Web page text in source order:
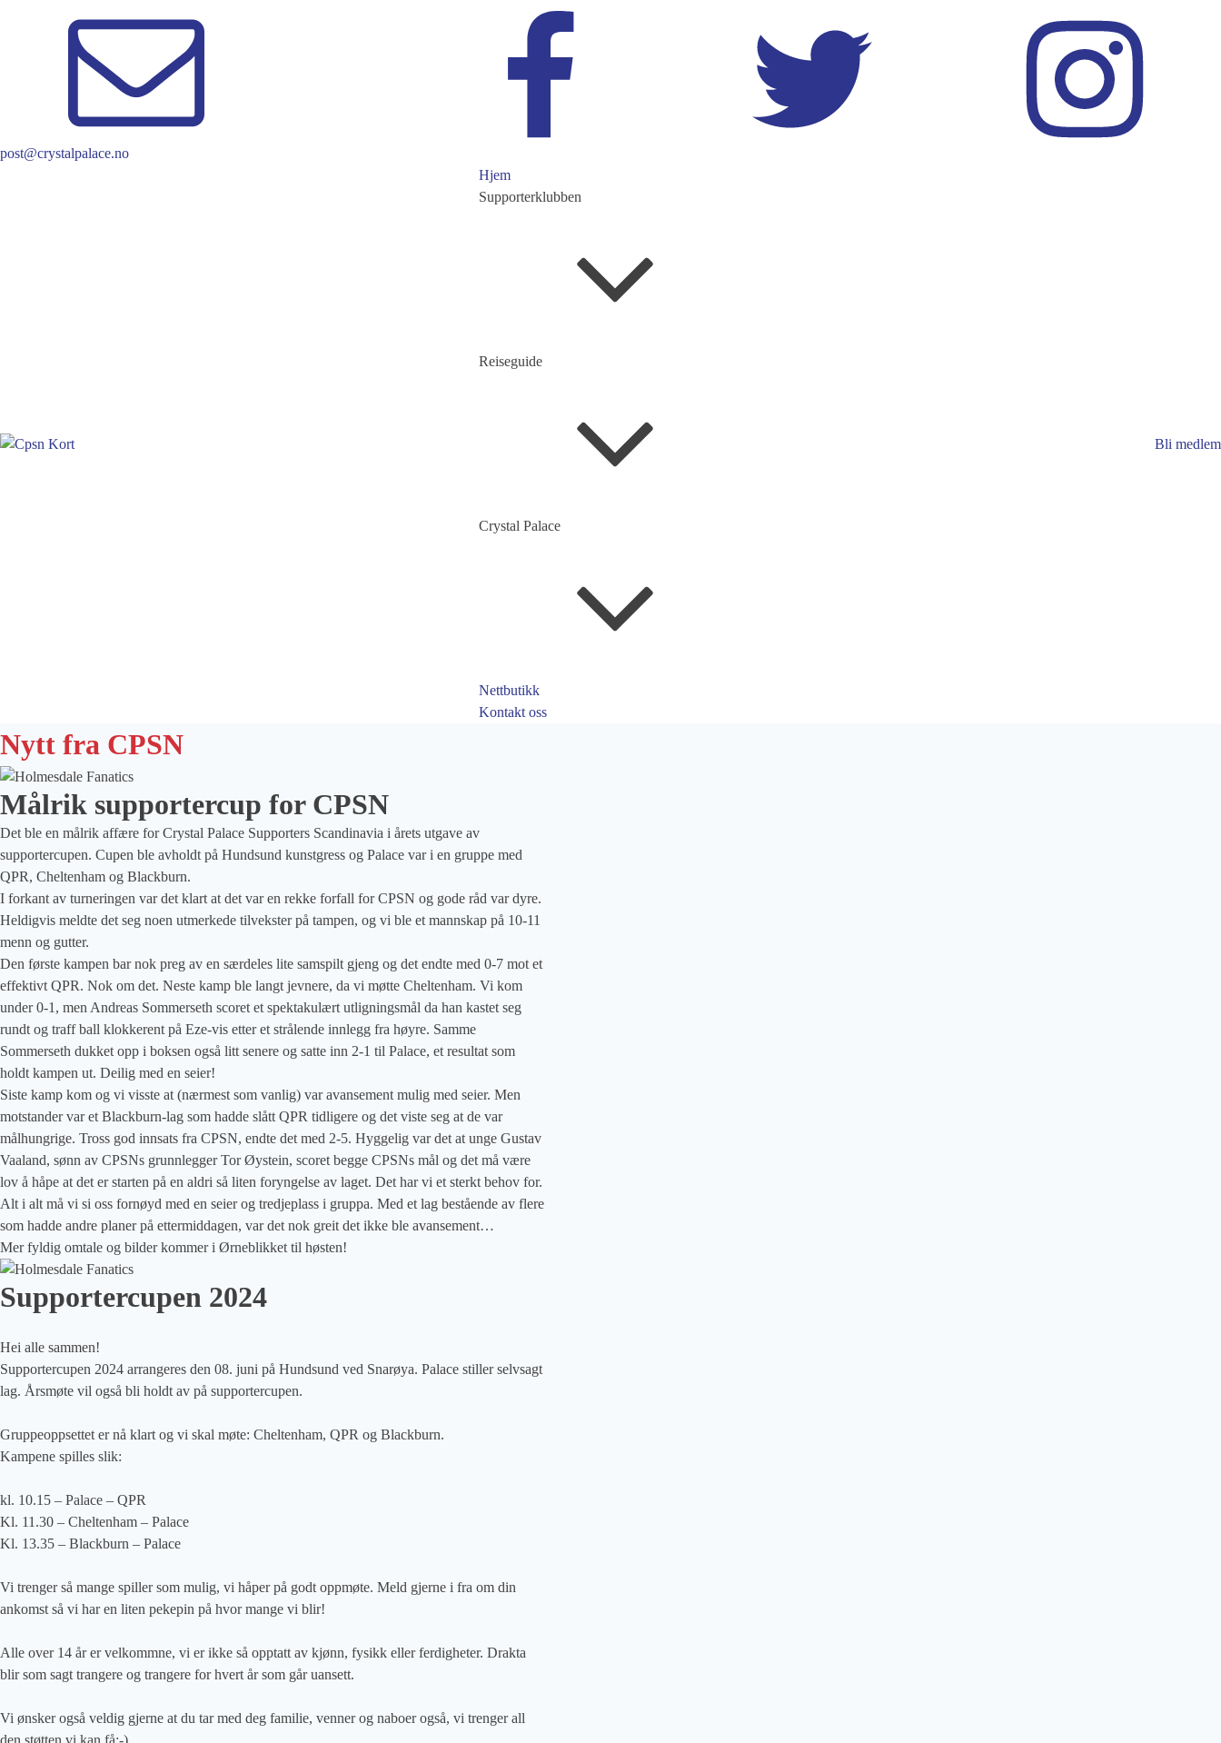
post@crystalpalace.no
Hjem
Supporterklubben
Reiseguide
Crystal Palace
Nettbutikk
Kontakt oss
Bli medlem
Nytt fra CPSN
Målrik supportercup for CPSN
Det ble en målrik affære for Crystal Palace Supporters Scandinavia i årets utgave av
supportercupen. Cupen ble avholdt på Hundsund kunstgress og Palace var i en gruppe med
QPR, Cheltenham og Blackburn.
I forkant av turneringen var det klart at det var en rekke forfall for CPSN og gode råd var dyre.
Heldigvis meldte det seg noen utmerkede tilvekster på tampen, og vi ble et mannskap på 10-11
menn og gutter.
Den første kampen bar nok preg av en særdeles lite samspilt gjeng og det endte med 0-7 mot et
effektivt QPR. Nok om det. Neste kamp ble langt jevnere, da vi møtte Cheltenham. Vi kom
under 0-1, men Andreas Sommerseth scoret et spektakulært utligningsmål da han kastet seg
rundt og traff ball klokkerent på Eze-vis etter et strålende innlegg fra høyre. Samme
Sommerseth dukket opp i boksen også litt senere og satte inn 2-1 til Palace, et resultat som
holdt kampen ut. Deilig med en seier!
Siste kamp kom og vi visste at (nærmest som vanlig) var avansement mulig med seier. Men
motstander var et Blackburn-lag som hadde slått QPR tidligere og det viste seg at de var
målhungrige. Tross god innsats fra CPSN, endte det med 2-5. Hyggelig var det at unge Gustav
Vaaland, sønn av CPSNs grunnlegger Tor Øystein, scoret begge CPSNs mål og det må være
lov å håpe at det er starten på en aldri så liten foryngelse av laget. Det har vi et sterkt behov for.
Alt i alt må vi si oss fornøyd med en seier og tredjeplass i gruppa. Med et lag bestående av flere
som hadde andre planer på ettermiddagen, var det nok greit det ikke ble avansement…
Mer fyldig omtale og bilder kommer i Ørneblikket til høsten!
Supportercupen 2024
Hei alle sammen!
Supportercupen 2024 arrangeres den 08. juni på Hundsund ved Snarøya. Palace stiller selvsagt
lag. Årsmøte vil også bli holdt av på supportercupen.
Gruppeoppsettet er nå klart og vi skal møte: Cheltenham, QPR og Blackburn.
Kampene spilles slik:
kl. 10.15 – Palace – QPR
Kl. 11.30 – Cheltenham – Palace
Kl. 13.35 – Blackburn – Palace
Vi trenger så mange spiller som mulig, vi håper på godt oppmøte. Meld gjerne i fra om din
ankomst så vi har en liten pekepin på hvor mange vi blir!
Alle over 14 år er velkommne, vi er ikke så opptatt av kjønn, fysikk eller ferdigheter. Drakta
blir som sagt trangere og trangere for hvert år som går uansett.
Vi ønsker også veldig gjerne at du tar med deg familie, venner og naboer også, vi trenger all
den støtten vi kan få:-)